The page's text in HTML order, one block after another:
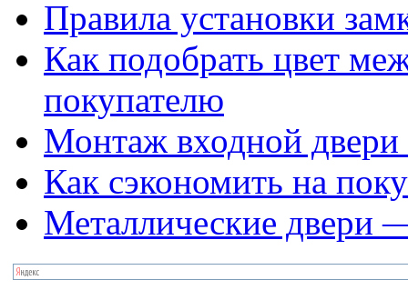
Правила установки
Как подобрать цвет
покупателю
Монтаж входной
Как сэкономить на
Металлические двери